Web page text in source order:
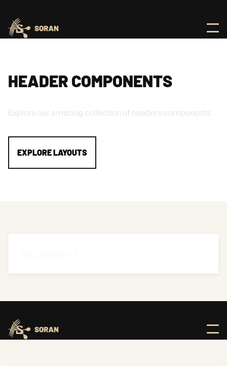
HEADER COMPONENTS
Explore our amazing collection of headers components
EXPLORE LAYOUTS